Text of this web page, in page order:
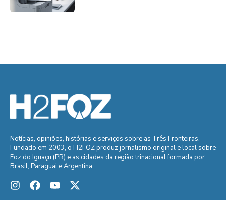
Notícias, opiniões, histórias e serviços sobre as Três Fronteiras.
Fundado em 2003, o H2FOZ produz jornalismo original e local sobre
Foz do Iguaçu (PR) e as cidades da região trinacional formada por
Brasil, Paraguai e Argentina.